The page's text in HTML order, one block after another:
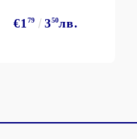
€179 350лв.